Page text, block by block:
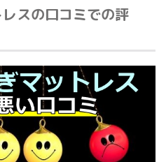
スの口コミでの評